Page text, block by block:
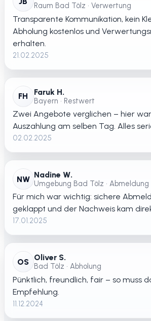
Raum Bad Tölz • Verwertung
Transparente Kommunikation, kein
Abholung kostenlos und
erhalten.
21.02.2025
FH Faruk H.
Bayern • Restwert
Zwei Angebote verglichen – hier
Auszahlung am selben Tag. Alles
02.02.2025
NW Nadine W.
Umgebung Bad Tölz • Abmeldung
Für mich war wichtig: sichere
geklappt und der Nachweis kam
17.01.2025
OS Oliver S.
Bad Tölz • Abholung
Pünktlich, freundlich, fair – so muss
Empfehlung.
11.12.2024